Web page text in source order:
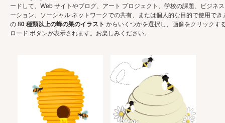
ードして、Web サイトやブログ、アート プロジェクト、学校の課題、ビジネ
ーション、ソーシャル ネットワークでの共有、または個人的な目的で使用でき
の 80 種類以上の蜂の巣のイラスト からいくつかを選択し、画像をクリックす
ロード ボタンが表示されます。お楽しみください。